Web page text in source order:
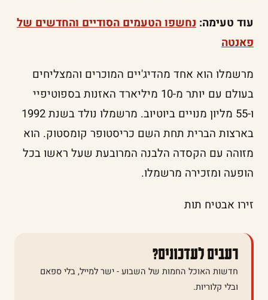
עוד טעימה: נחשפו הטעמים הסודיים והחדשים של
פאנטה
מרשמלו הוא אחד מהדיג'יים המוכרים והמצליחים
בעולם עם יותר מ-10 מיליארד האזנות בספוטיפיי
ו-55 מליון מנויים ביוטיוב. מרשמלו נולד בשנת 1992
בארצות הברית תחת השם כריסטופר קומסטוק. הוא
מזוהה עם הקסדה הלבנה המרובעת שעל ראשו בכל
הופעה ומזכירה מרשמלו.
זירו אבטיח תות
רעבים לעדכונים?
חדשות האוכל החמות של השבוע - ישר למייל, בלי ספאם
ובלי קלוריות.